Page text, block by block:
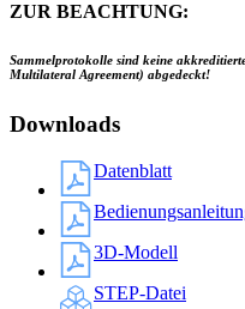
ZUR BEACHTUNG:
Sammelprotokolle sind keine
Multilateral Agreement) abgedeckt!
Downloads
Datenblatt
3D-Modell
STEP-Datei